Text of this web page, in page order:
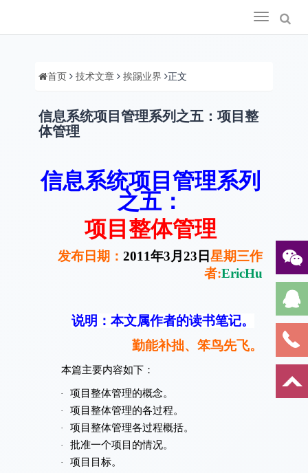
Toggle
navigation
首页 技术文章 挨踢业界 正文
信息系统项目管理系列之五：项目整
体管理
信息系统项目管理系列
之五：
项目整体管理
发布日期： 2011年3月 23 日星期三作
者:EricHu
说明：本文属作者的读书笔记。
勤能补拙、笨鸟先飞。
本篇主要内容如下：
· 项目整体管理的概念。
· 项目整体管理的各过程。
· 项目整体管理各过程概括。
· 批准一个项目的情况。
· 项目目标。